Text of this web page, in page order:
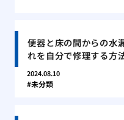
便器と床の間からの水
れを自分で修理する方
2024.08.10
未分類